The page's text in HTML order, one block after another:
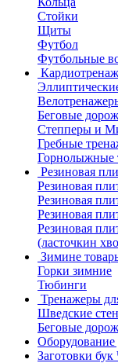
Стойки
Щиты
Футбол
Футбольные
Беговые
Степперы и
Гребные
Горнолыжные
Резиновая
Резиновая
Резиновая
Резиновая
Резиновая
(ласточкин
Зимине
Горки зимние
Тюбинги
Тренажеры
Шведские
Беговые
Оборудование
Заготовки